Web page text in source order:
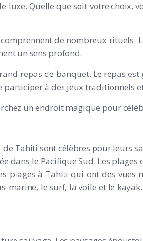
luxe. Quelle que soit votre choix,
de nombreux rituels.
un sens profond.
repas de banquet. Le repas
participer à des jeux traditionnels
un endroit magique pour
Tahiti sont célèbres pour leurs
dans le Pacifique Sud. Les
à Tahiti qui ont des vues
marine, le surf, la voile et le